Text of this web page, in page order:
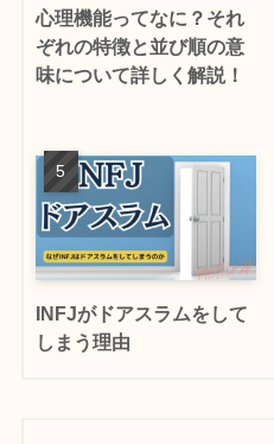
心理機能ってなに？それ
ぞれの特徴と並び順の意
味について詳しく解説！
INFJがドアスラムをして
しまう理由